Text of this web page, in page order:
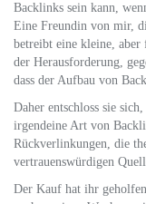
Backlinks sein kann,
Eine Freundin von mir,
betreibt eine kleine,
der Herausforderung,
dass der Aufbau von
Daher entschloss sie
irgendeine Art von
Rückverlinkungen, die
vertrauenswürdigen
Der Kauf hat ihr